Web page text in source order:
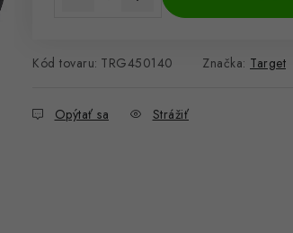
Kód tovaru: TRG450140 Značka: Target
Opýtať sa Strážiť